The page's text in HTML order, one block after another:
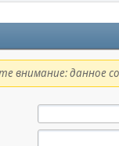
внимание: данное